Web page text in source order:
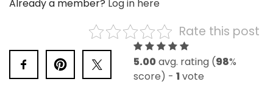
Already a member? Log in here
Rate this post
5.00avg. rating (98%
score) - 1vote